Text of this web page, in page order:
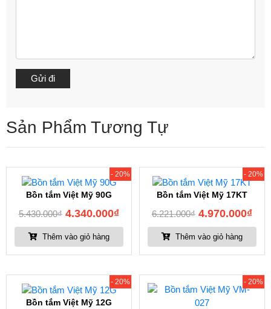
Sản Phẩm Tương Tự
- 20%
Bồn tắm Việt Mỹ 90G
5.430.000₫ 4.340.000₫
Thêm vào giỏ hàng
- 20%
Bồn tắm Việt Mỹ 17KT
6.221.000₫ 4.970.000₫
Thêm vào giỏ hàng
- 20%
Bồn tắm Việt Mỹ 12G
- 20%